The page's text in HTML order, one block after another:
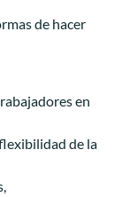
de hacer
en
de la